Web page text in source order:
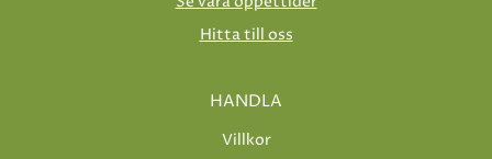
Hitta till oss
HANDLA
Villkor